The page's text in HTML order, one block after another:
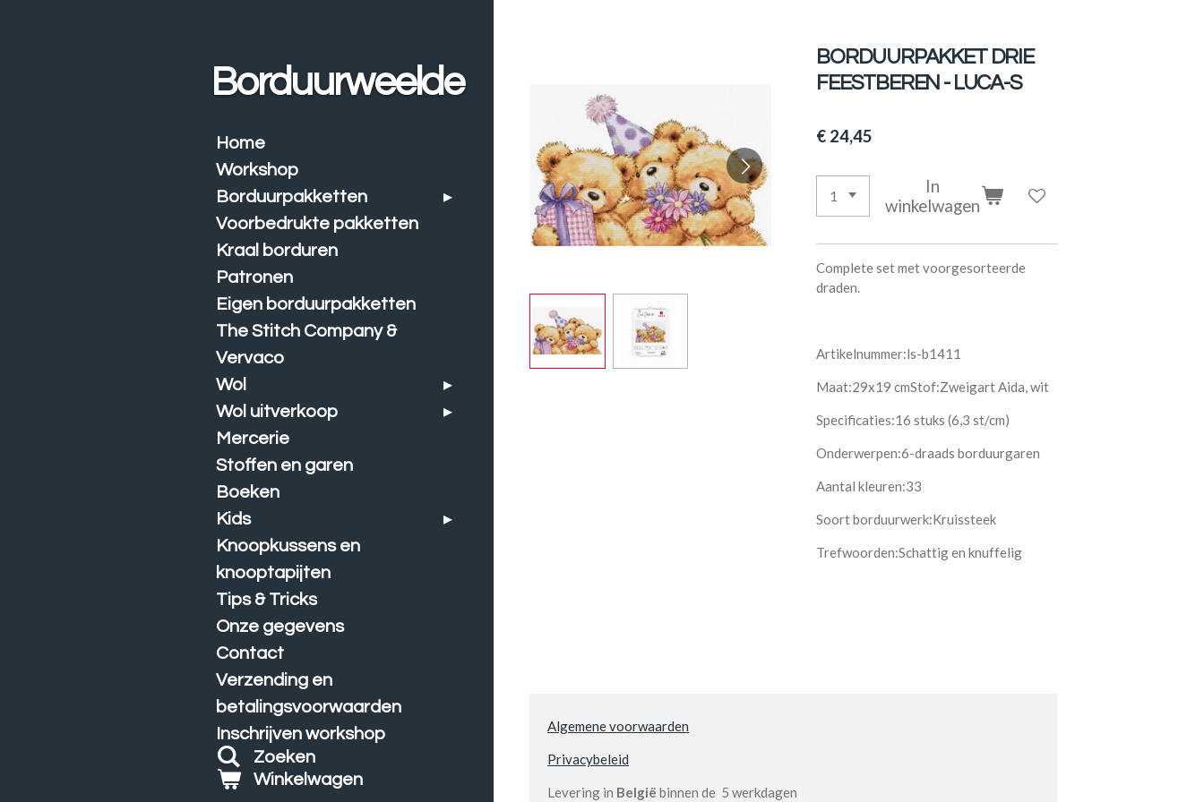
BORDUURPAKKET DRIE
FEESTBEREN - LUCA-S
€ 24,45
In
winkelwagen
Complete set met voorgesorteerde
draden.
Artikelnummer:ls-b1411
Maat:29x19 cmStof:Zweigart Aida, wit
Specificaties:16 stuks (6,3 st/cm)
Onderwerpen:6-draads borduurgaren
Aantal kleuren:33
Soort borduurwerk:Kruissteek
Trefwoorden:Schattig en knuffelig
Algemene voorwaarden
Privacybeleid
Levering in België binnen de 5 werkdagen
Borduurweelde
Home
Workshop
Borduurpakketten
Voorbedrukte pakketten
Kraal borduren
Patronen
Eigen borduurpakketten
The Stitch Company &
Vervaco
Wol
Wol uitverkoop
Mercerie
Stoffen en garen
Boeken
Kids
Knoopkussens en
knooptapijten
Tips & Tricks
Onze gegevens
Contact
Verzending en
betalingsvoorwaarden
Inschrijven workshop
Zoeken
Winkelwagen